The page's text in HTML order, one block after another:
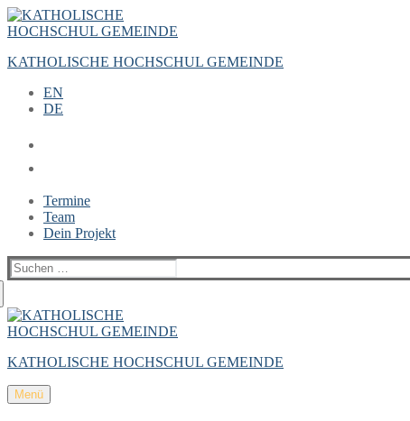
Zum
Inhalt
Menü
Schließen
KATHOLISCHE HOCHSCHUL GEMEINDE
EN
DE
Termine
Team
Dein Projekt
Suchen
nach:
KATHOLISCHE HOCHSCHUL GEMEINDE
Menü